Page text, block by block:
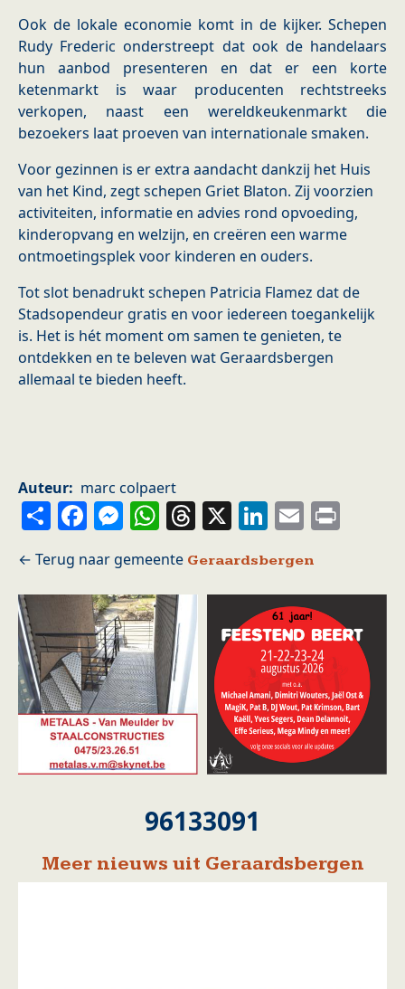
Ook de lokale economie komt in de kijker. Schepen
Rudy Frederic onderstreept dat ook de handelaars
hun aanbod presenteren en dat er een korte
ketenmarkt is waar producenten rechtstreeks
verkopen, naast een wereldkeukenmarkt die
bezoekers laat proeven van internationale smaken.
Voor gezinnen is er extra aandacht dankzij het Huis
van het Kind, zegt schepen Griet Blaton. Zij voorzien
activiteiten, informatie en advies rond opvoeding,
kinderopvang en welzijn, en creëren een warme
ontmoetingsplek voor kinderen en ouders.
Tot slot benadrukt schepen Patricia Flamez dat de
Stadsopendeur gratis en voor iedereen toegankelijk
is. Het is hét moment om samen te genieten, te
ontdekken en te beleven wat Geraardsbergen
allemaal te bieden heeft.
Auteur marc colpaert
ShareFacebook
Messenger
WhatsApp
Threads
X LinkedIn
Email
Geraardsbergen
96133091
Meer nieuws uit Geraardsbergen